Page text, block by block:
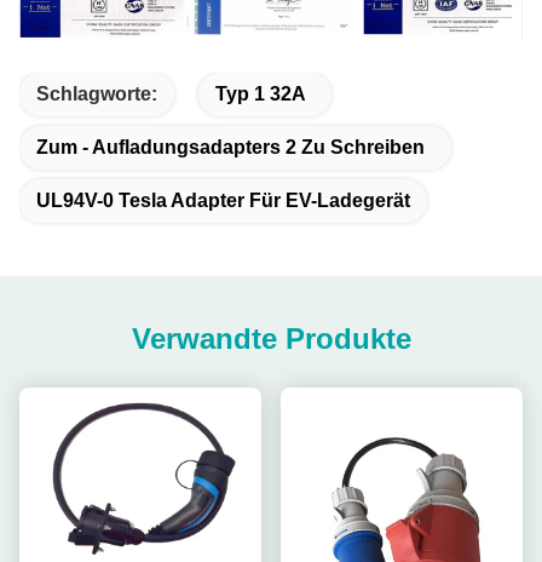
Schlagworte: Typ 1 32A
Zum - Aufladungsadapters 2 Zu Schreiben
UL94V-0 Tesla Adapter Für EV-Ladegerät
Verwandte Produkte